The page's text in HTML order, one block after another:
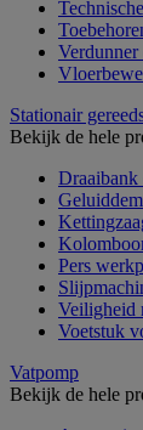
Stationair
Bekijk de hele
Draaibank
Pers
Veiligheid
Voetstuk
Vatpomp
Bekijk de hele